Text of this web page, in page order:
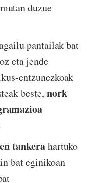
duzue
pantailak bat
eta jende
entzunezkoak
beste, nork
tankerahartuko
bat eginikoan